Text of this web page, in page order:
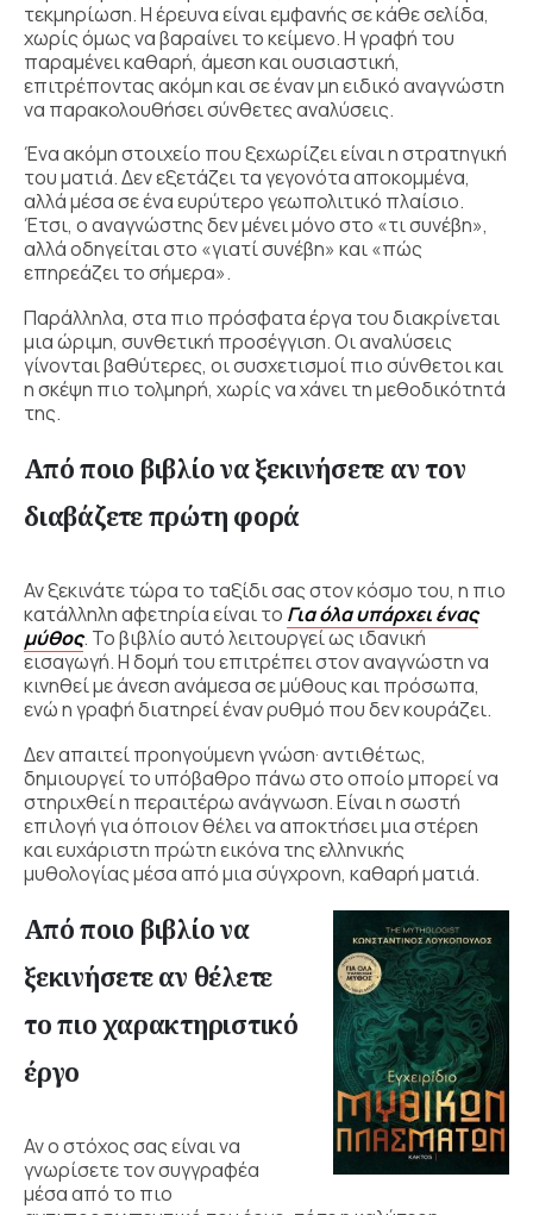
τεκμηρίωση. Η έρευνα είναι εμφανής σε κάθε σελίδα,
χωρίς όμως να βαραίνει το κείμενο. Η γραφή του
παραμένει καθαρή, άμεση και ουσιαστική,
επιτρέποντας ακόμη και σε έναν μη ειδικό αναγνώστη
να παρακολουθήσει σύνθετες αναλύσεις.
Ένα ακόμη στοιχείο που ξεχωρίζει είναι η στρατηγική
του ματιά. Δεν εξετάζει τα γεγονότα αποκομμένα,
αλλά μέσα σε ένα ευρύτερο γεωπολιτικό πλαίσιο.
Έτσι, ο αναγνώστης δεν μένει μόνο στο «τι συνέβη»,
αλλά οδηγείται στο «γιατί συνέβη» και «πώς
επηρεάζει το σήμερα».
Παράλληλα, στα πιο πρόσφατα έργα του διακρίνεται
μια ώριμη, συνθετική προσέγγιση. Οι αναλύσεις
γίνονται βαθύτερες, οι συσχετισμοί πιο σύνθετοι και
η σκέψη πιο τολμηρή, χωρίς να χάνει τη μεθοδικότητά
της.
Από ποιο βιβλίο να ξεκινήσετε αν τον
διαβάζετε πρώτη φορά
Αν ξεκινάτε τώρα το ταξίδι σας στον κόσμο του, η πιο
κατάλληλη αφετηρία είναι το Για όλα υπάρχει ένας
μύθος. Το βιβλίο αυτό λειτουργεί ως ιδανική
εισαγωγή. Η δομή του επιτρέπει στον αναγνώστη να
κινηθεί με άνεση ανάμεσα σε μύθους και πρόσωπα,
ενώ η γραφή διατηρεί έναν ρυθμό που δεν κουράζει.
Δεν απαιτεί προηγούμενη γνώση· αντιθέτως,
δημιουργεί το υπόβαθρο πάνω στο οποίο μπορεί να
στηριχθεί η περαιτέρω ανάγνωση. Είναι η σωστή
επιλογή για όποιον θέλει να αποκτήσει μια στέρεη
και ευχάριστη πρώτη εικόνα της ελληνικής
μυθολογίας μέσα από μια σύγχρονη, καθαρή ματιά.
Από ποιο βιβλίο να
ξεκινήσετε αν θέλετε
το πιο χαρακτηριστικό
έργο
Αν ο στόχος σας είναι να
γνωρίσετε τον συγγραφέα
μέσα από το πιο